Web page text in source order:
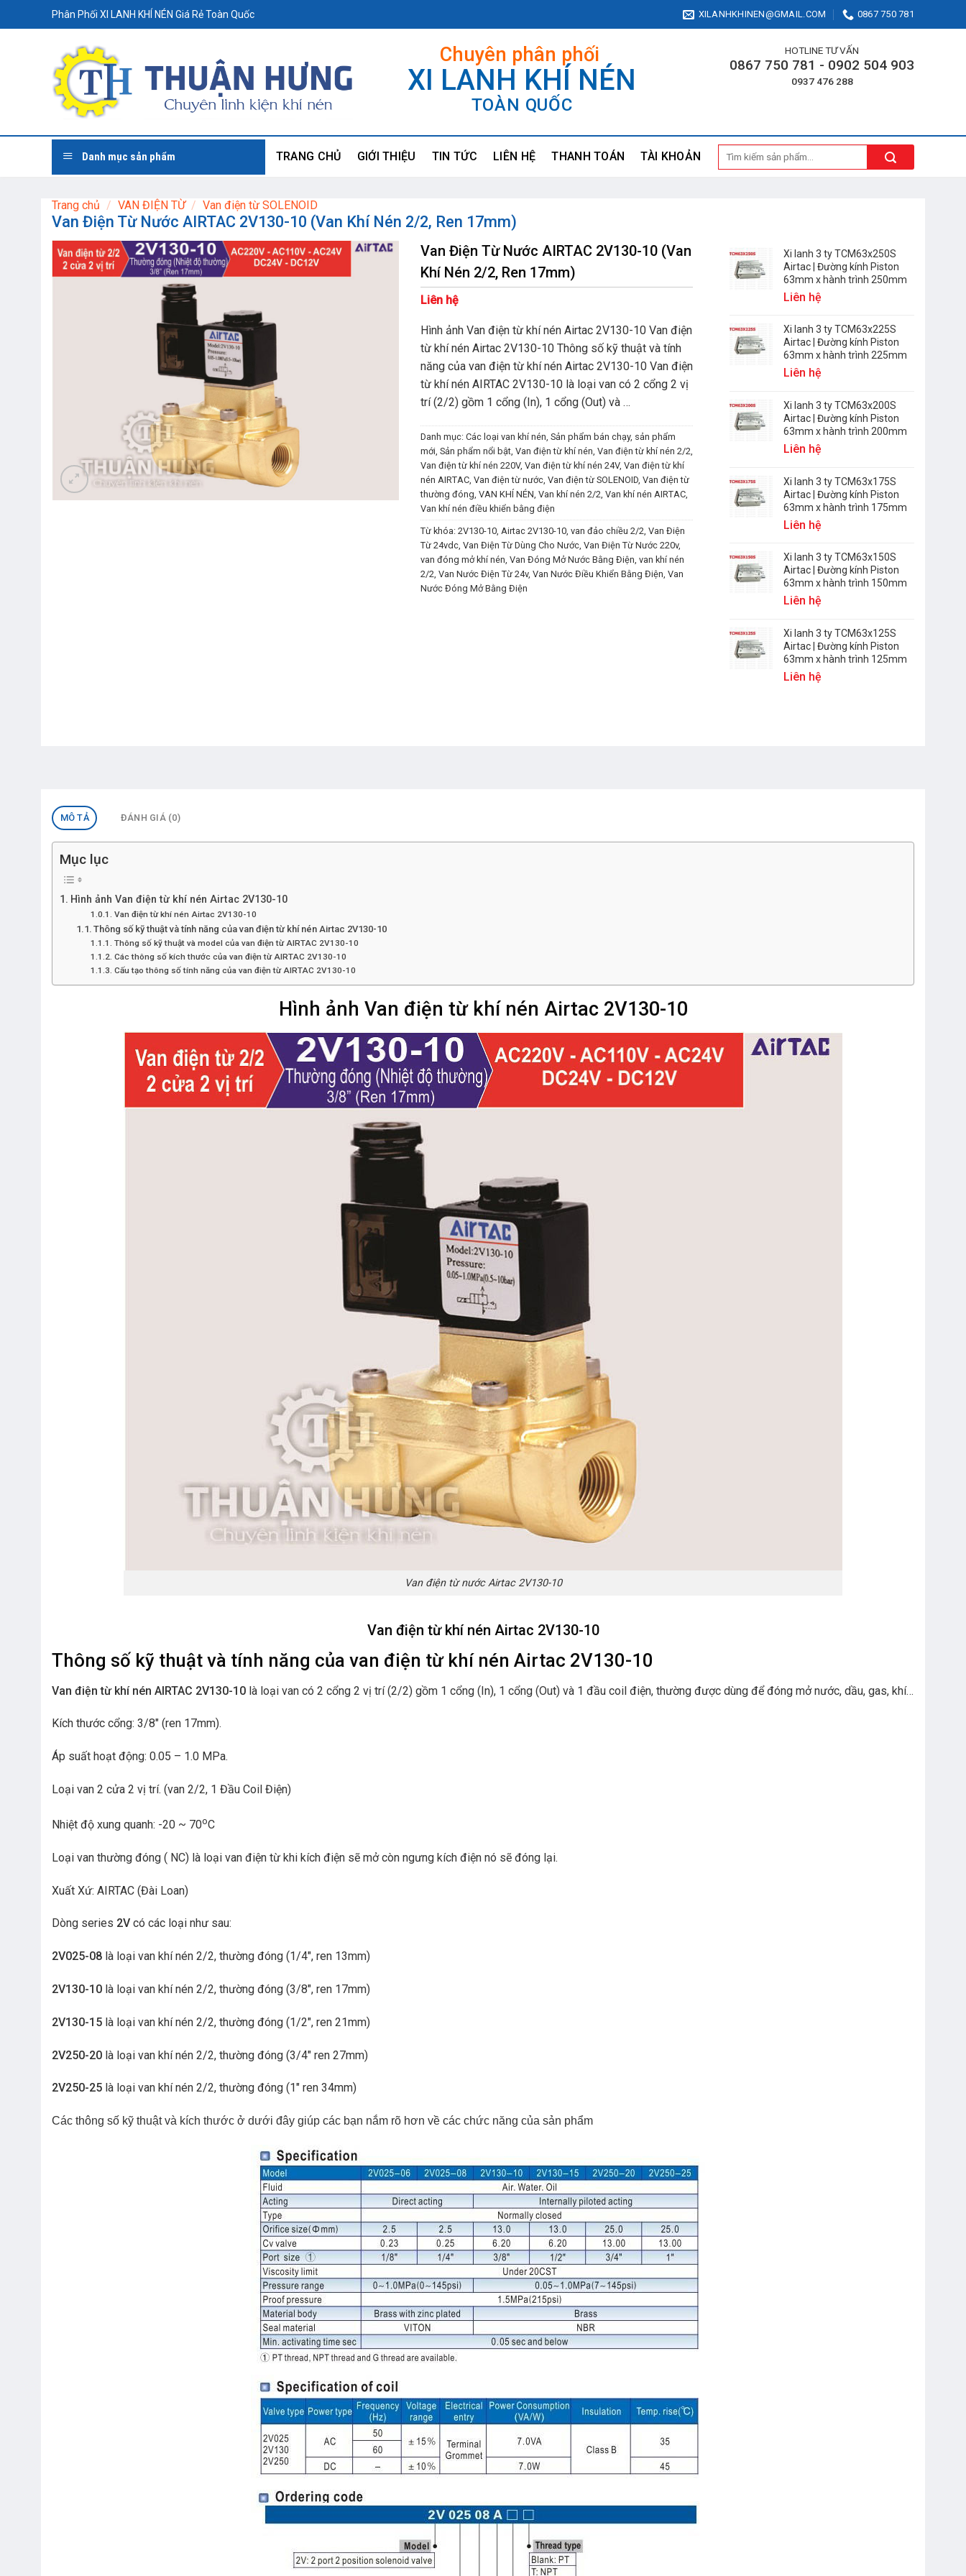
to
Phân Phối XI LANH KHÍ NÉN Giá Rẻ Toàn Quốc XILANHKHINEN@GMAIL.COM 0867 750 781
Chuyên phân phối
XI LANH KHÍ NÉN
TOÀN QUỐC
HOTLINE TƯ VẤN
0867 750 781 - 0902 504 903
0937 476 288
Danh mục sản phẩm TRANG CHỦ GIỚI THIỆU TIN TỨC LIÊN HỆ THANH TOÁN TÀI KHOẢN
Tìm
kiếm:
Trang chủ / VAN ĐIỆN TỪ / Van điện từ SOLENOID
Van Điện Từ Nước AIRTAC 2V130-10 (Van Khí Nén 2/2, Ren 17mm)
Van Điện Từ Nước AIRTAC 2V130-10 (Van
Khí Nén 2/2, Ren 17mm)
Liên hệ
Hình ảnh Van điện từ khí nén Airtac 2V130-10 Van điện
từ khí nén Airtac 2V130-10 Thông số kỹ thuật và tính
năng của van điện từ khí nén Airtac 2V130-10 Van điện
từ khí nén AIRTAC 2V130-10 là loại van có 2 cổng 2 vị
trí (2/2) gồm 1 cổng (In), 1 cổng (Out) và …
Danh mục: Các loại van khí nén, Sản phẩm bán chạy, sản phẩm
mới, Sản phẩm nổi bật, Van điện từ khí nén, Van điện từ khí nén 2/2,
Van điện từ khí nén 220V, Van điện từ khí nén 24V, Van điện từ khí
nén AIRTAC, Van điện từ nước, Van điện từ SOLENOID, Van điện từ
thường đóng, VAN KHÍ NÉN, Van khí nén 2/2, Van khí nén AIRTAC,
Van khí nén điều khiển bằng điện
Từ khóa: 2V130-10, Airtac 2V130-10, van đảo chiều 2/2, Van Điện
Từ 24vdc, Van Điện Từ Dùng Cho Nước, Van Điện Từ Nước 220v,
van đóng mở khí nén, Van Đóng Mở Nước Bằng Điện, van khí nén
2/2, Van Nước Điện Từ 24v, Van Nước Điều Khiển Bằng Điện, Van
Nước Đóng Mở Bằng Điện
Xi lanh 3 ty TCM63x250S
Airtac | Đường kính Piston
63mm x hành trình 250mm
Liên hệ
Xi lanh 3 ty TCM63x225S
Airtac | Đường kính Piston
63mm x hành trình 225mm
Liên hệ
Xi lanh 3 ty TCM63x200S
Airtac | Đường kính Piston
63mm x hành trình 200mm
Liên hệ
Xi lanh 3 ty TCM63x175S
Airtac | Đường kính Piston
63mm x hành trình 175mm
Liên hệ
Xi lanh 3 ty TCM63x150S
Airtac | Đường kính Piston
63mm x hành trình 150mm
Liên hệ
Xi lanh 3 ty TCM63x125S
Airtac | Đường kính Piston
63mm x hành trình 125mm
Liên hệ
MÔ TẢ ĐÁNH GIÁ (0)
Mục lục
Hình ảnh Van điện từ khí nén Airtac 2V130-10
Van điện từ khí nén Airtac 2V130-10
Thông số kỹ thuật và tính năng của van điện từ khí nén Airtac 2V130-10
Thông số kỹ thuật và model của van điện từ AIRTAC 2V130-10
Các thông số kích thước của van điện từ AIRTAC 2V130-10
Cấu tạo thông số tính năng của van điện từ AIRTAC 2V130-10
Hình ảnh Van điện từ khí nén Airtac 2V130-10
Van điện từ nước Airtac 2V130-10
Van điện từ khí nén Airtac 2V130-10
Thông số kỹ thuật và tính năng của van điện từ khí nén Airtac 2V130-10
Van điện từ khí nén AIRTAC 2V130-10 là loại van có 2 cổng 2 vị trí (2/2) gồm 1 cổng (In), 1 cổng (Out) và 1 đầu coil điện, thường được dùng để đóng mở nước, dầu, gas, khí…
Kích thước cổng: 3/8″ (ren 17mm).
Áp suất hoạt động: 0.05 – 1.0 MPa.
Loại van 2 cửa 2 vị trí. (van 2/2, 1 Đầu Coil Điện)
Nhiệt độ xung quanh: -20 ~ 70oC
Loại van thường đóng ( NC) là loại van điện từ khi kích điện sẽ mở còn ngưng kích điện nó sẽ đóng lại.
Xuất Xứ: AIRTAC (Đài Loan)
Dòng series 2V có các loại như sau:
2V025-08 là loại van khí nén 2/2, thường đóng (1/4″, ren 13mm)
2V130-10 là loại van khí nén 2/2, thường đóng (3/8″, ren 17mm)
2V130-15 là loại van khí nén 2/2, thường đóng (1/2″, ren 21mm)
2V250-20 là loại van khí nén 2/2, thường đóng (3/4″ ren 27mm)
2V250-25 là loại van khí nén 2/2, thường đóng (1″ ren 34mm)
Các thông số kỹ thuật và kích thước ở dưới đây giúp các bạn nắm rõ hơn về các chức năng của sản phẩm